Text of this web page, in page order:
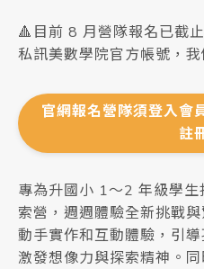
🔺目前 8 月營隊報名已截
私訊美數學院官方帳號，
官網報名營隊須登入會
註
專為升國小 1～2 年級學
索營，週週體驗全新挑戰
動手實作和互動體驗，引
激發想像力與探索精神。